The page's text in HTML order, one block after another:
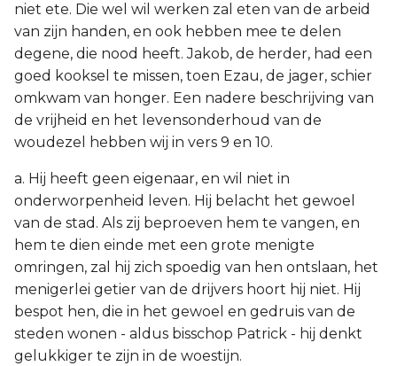
niet ete. Die wel wil werken zal eten van de arbeid
van zijn handen, en ook hebben mee te delen
degene, die nood heeft. Jakob, de herder, had een
goed kooksel te missen, toen Ezau, de jager, schier
omkwam van honger. Een nadere beschrijving van
de vrijheid en het levensonderhoud van de
woudezel hebben wij in vers 9 en 10.
a. Hij heeft geen eigenaar, en wil niet in
onderworpenheid leven. Hij belacht het gewoel
van de stad. Als zij beproeven hem te vangen, en
hem te dien einde met een grote menigte
omringen, zal hij zich spoedig van hen ontslaan, het
menigerlei getier van de drijvers hoort hij niet. Hij
bespot hen, die in het gewoel en gedruis van de
steden wonen - aldus bisschop Patrick - hij denkt
gelukkiger te zijn in de woestijn.